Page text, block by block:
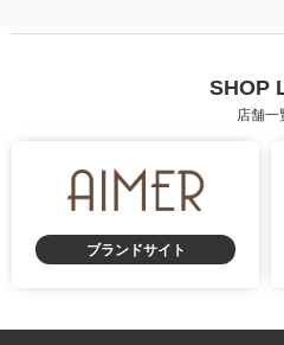
SHOP
店舗一
ブランドサイト